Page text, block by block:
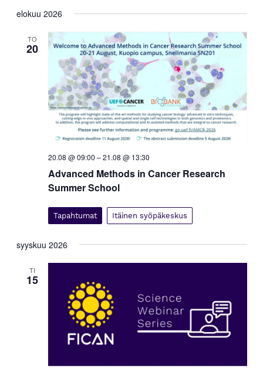
a
t
u
m
a
t
E
t
s
a
k
y
t
n
a
i
h
e
w
päivä.
elokuu 2026
TO
20
20.08 @ 09:00 –21.08 @ 13:30
Advanced Methods in Cancer Research
Summer School
Tapahtumat Itäinen syöpäkeskus
syyskuu 2026
TI
15